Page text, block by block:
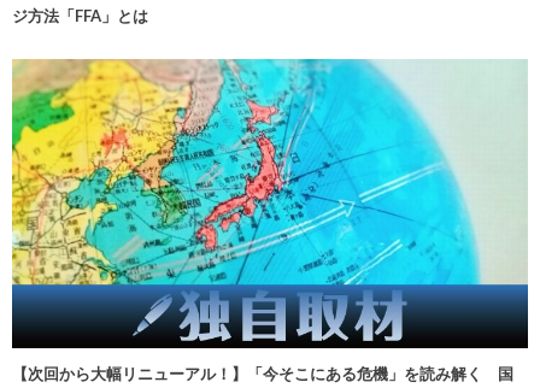
ジ方法「FFA」とは
【次回から大幅リニューアル！】「今そこにある危機」を読み解く 国